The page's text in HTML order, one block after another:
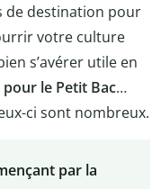
de destination pour
votre culture
s’avérer utile en
pour le Petit Bac…
ci sont nombreux.
par la